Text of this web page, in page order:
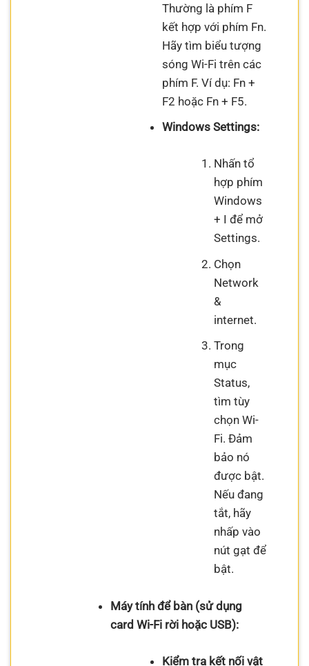
Thường là phím F
kết hợp với phím Fn.
Hãy tìm biểu tượng
sóng Wi-Fi trên các
phím F. Ví dụ: Fn +
F2 hoặc Fn + F5.
Windows Settings:
Nhấn tổ
hợp phím
Windows
+ I để mở
Settings.
Chọn
Network
&
internet.
Trong
mục
Status,
tìm tùy
chọn Wi-
Fi. Đảm
bảo nó
được bật.
Nếu đang
tắt, hãy
nhấp vào
nút gạt để
bật.
Máy tính để bàn (sử dụng
card Wi-Fi rời hoặc USB):
Kiểm tra kết nối vật